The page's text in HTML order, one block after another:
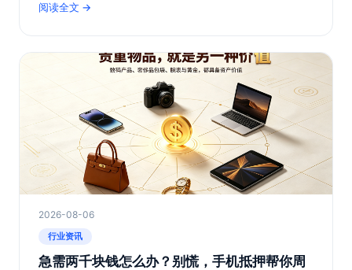
阅读全文
2026-08-06
行业资讯
急需两千块钱怎么办？别慌，手机抵押帮你周